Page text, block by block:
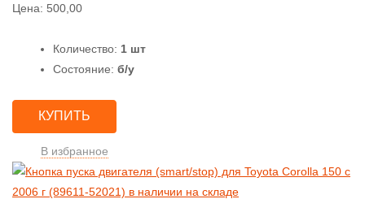
Цена: 500,00
Количество: 1 шт
Состояние: б/у
КУПИТЬ
В избранное